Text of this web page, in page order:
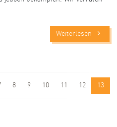
Weiterlesen
8 9 10 11 12 13